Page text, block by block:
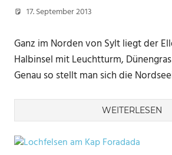
17. September 2013
Ganz im Norden von Sylt liegt der
Halbinsel mit Leuchtturm,
Genau so stellt man sich die
WEITERLESEN